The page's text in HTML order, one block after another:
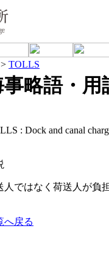
> TOLLS
事略語・用
: Dock and canal
人ではなく荷送人が負
へ戻る